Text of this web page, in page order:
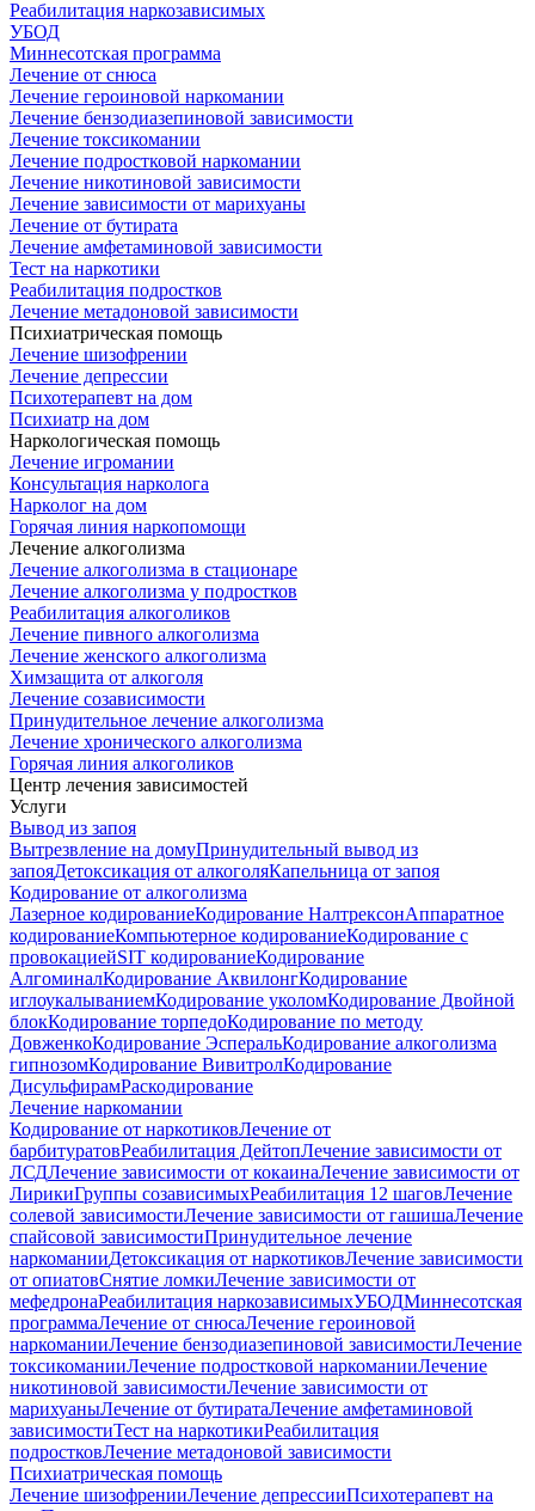
Реабилитация наркозависимых
УБОД
Миннесотская программа
Лечение от снюса
Лечение героиновой наркомании
Лечение бензодиазепиновой зависимости
Лечение токсикомании
Лечение подростковой наркомании
Лечение никотиновой зависимости
Лечение зависимости от марихуаны
Лечение от бутирата
Лечение амфетаминовой зависимости
Тест на наркотики
Реабилитация подростков
Лечение метадоновой зависимости
Психиатрическая помощь
Лечение шизофрении
Лечение депрессии
Психотерапевт на дом
Психиатр на дом
Наркологическая помощь
Лечение игромании
Консультация нарколога
Нарколог на дом
Горячая линия наркопомощи
Лечение алкоголизма
Лечение алкоголизма в стационаре
Лечение алкоголизма у подростков
Реабилитация алкоголиков
Лечение пивного алкоголизма
Лечение женского алкоголизма
Химзащита от алкоголя
Лечение созависимости
Принудительное лечение алкоголизма
Лечение хронического алкоголизма
Горячая линия алкоголиков
Центр лечения зависимостей
Услуги
Вывод из запоя
Вытрезвление на домуПринудительный вывод из
запояДетоксикация от алкоголяКапельница от запоя
Кодирование от алкоголизма
Лазерное кодированиеКодирование НалтрексонАппаратное
кодированиеКомпьютерное кодированиеКодирование с
провокациейSIT кодированиеКодирование
АлгоминалКодирование АквилонгКодирование
иглоукалываниемКодирование уколомКодирование Двойной
блокКодирование торпедоКодирование по методу
ДовженкоКодирование ЭсперальКодирование алкоголизма
гипнозомКодирование ВивитролКодирование
ДисульфирамРаскодирование
Лечение наркомании
Кодирование от наркотиковЛечение от
барбитуратовРеабилитация ДейтопЛечение зависимости от
ЛСДЛечение зависимости от кокаинаЛечение зависимости от
ЛирикиГруппы созависимыхРеабилитация 12 шаговЛечение
солевой зависимостиЛечение зависимости от гашишаЛечение
спайсовой зависимостиПринудительное лечение
наркоманииДетоксикация от наркотиковЛечение зависимости
от опиатовСнятие ломкиЛечение зависимости от
мефедронаРеабилитация наркозависимыхУБОДМиннесотская
программаЛечение от снюсаЛечение героиновой
наркоманииЛечение бензодиазепиновой зависимостиЛечение
токсикоманииЛечение подростковой наркоманииЛечение
никотиновой зависимостиЛечение зависимости от
марихуаныЛечение от бутиратаЛечение амфетаминовой
зависимостиТест на наркотикиРеабилитация
подростковЛечение метадоновой зависимости
Психиатрическая помощь
Лечение шизофренииЛечение депрессииПсихотерапевт на